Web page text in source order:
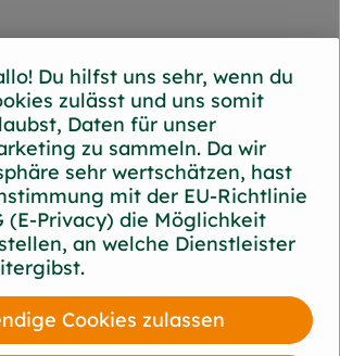
Back Bord
Back Bord
Du hilfst uns sehr, wenn du
zulässt und uns somit
Daten für unser
zu sammeln. Da wir
sehr wertschätzen, hast
mit der EU-Richtlinie
(E-Privacy) die Möglichkeit
an welche Dienstleister
Cookies zulassen